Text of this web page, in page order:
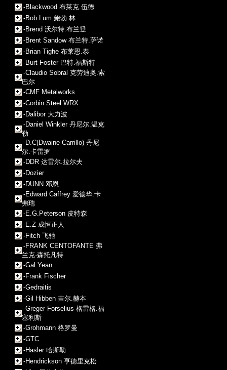
-Blackwood 布莱克.伍德
-Bob Lum 鲍勃.林
-Brend 沃尔特.布兰登
-Brent Sandow 布兰特.萨诺
-Brian Tighe 布莱恩.泰
-Burt Foster 巴特.福斯特
-Claudio Sobral 克劳迪奥.索
巴尔
-CMF Metalworks
-Corbin Steel WRX
-Dalibor 大力波
-Daniel Winkler 丹尼尔.温克
勒
-D.C(Dwaine Carrillo) 丹尼
尔.卡雷罗
-DDR 达雷尔.拉尔夫
-Dozier
-DUNN 邓恩
-Edward Caffrey 爱德华.卡
弗瑞
-E.G.Peterson 皮特森
-E.Z 成恒正人
-Fitch 飞驰
-FRANK CENTOFANTE 弗
兰克·森托凡特
-Gal Yean
-Frank Fischer
-Gedraitis
-Gil Hibben 吉尔.赫本
-Greger Forselius 格雷格.福
塞利斯
-Grohmann 格罗曼
-GTC
-Hasler 哈斯勒
-Hendrickson 亨德里克松